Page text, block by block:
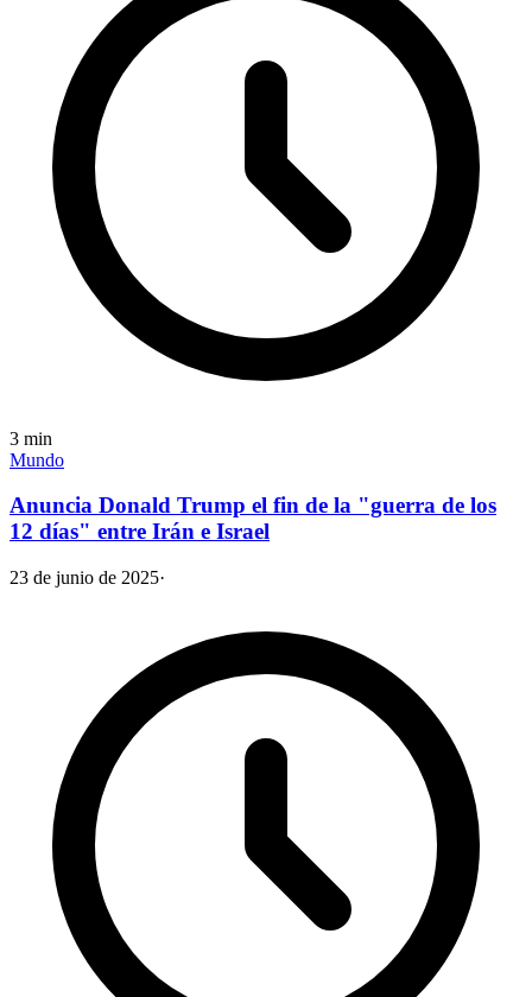
3 min
Mundo
Anuncia Donald Trump el fin de la "guerra de los
12 días" entre Irán e Israel
23 de junio de 2025·